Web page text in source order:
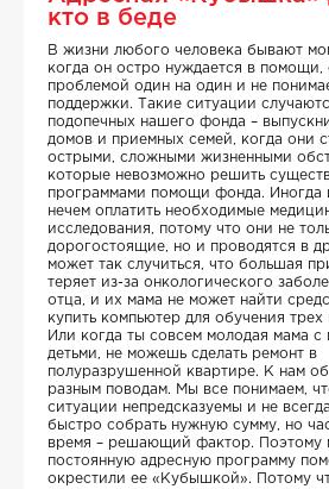
кто в беде
В жизни любого человека бывают
когда он остро нуждается в помощи,
проблемой один на один и не
поддержки. Такие ситуации
подопечных нашего фонда –
домов и приемных семей, когда они
острыми, сложными жизненными
которые невозможно решить
программами помощи фонда. Иногда
нечем оплатить необходимые
исследования, потому что они не
дорогостоящие, но и проводятся в
может так случиться, что большая
теряет из-за онкологического
отца, и их мама не может найти
купить компьютер для обучения
Или когда ты совсем молодая мама с
детьми, не можешь сделать ремонт в
полуразрушенной квартире. К нам
разным поводам. Мы все понимаем,
ситуации непредсказуемы и не
быстро собрать нужную сумму, но
время – решающий фактор. Поэтому
постоянную адресную программу
окрестили ее «Кубышкой». Потому